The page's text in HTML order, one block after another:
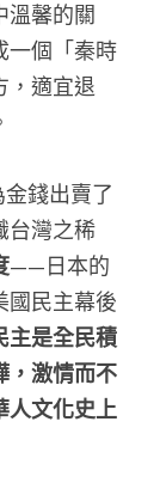
溫馨的關
一個「秦時
，適宜退
錢出賣了
台灣之稀
——日本的
國民主幕後
主是全民積
，激情而不
人文化史上